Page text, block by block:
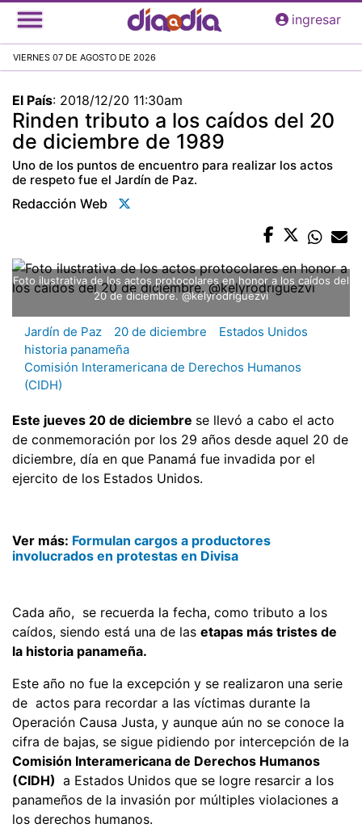
Pasar
al
principal
ingresar
VIERNES 07 DE AGOSTO DE 2026
El País: 2018/12/20 11:30am
Rinden tributo a los caídos del 20
de diciembre de 1989
Uno de los puntos de encuentro para realizar los actos
de respeto fue el Jardín de Paz.
Redacción Web
Foto ilustrativa de los actos protocolares en honor a los caídos del
20 de diciembre. @kelyrodriguezvi
Jardín de Paz 20 de diciembre
Estados Unidos
historia panameña
Comisión Interamericana de Derechos Humanos
(CIDH)
Este jueves 20 de diciembre se llevó a cabo el acto
de conmemoración por los 29 años desde aquel 20 de
diciembre, día en que Panamá fue invadida por el
ejercito de los Estados Unidos.
Ver más: Formulan cargos a productores
involucrados en protestas en Divisa
Cada año, se recuerda la fecha, como tributo a los
caídos, siendo está una de las etapas más tristes de
la historia panameña.
Este año no fue la excepción y se realizaron una serie
de actos para recordar a las víctimas durante la
Operación Causa Justa, y aunque aún no se conoce la
cifra de bajas, se sigue pidiendo por intercepción de la
Comisión Interamericana de Derechos Humanos
(CIDH) a Estados Unidos que se logre resarcir a los
panameños de la invasión por múltiples violaciones a
los derechos humanos.